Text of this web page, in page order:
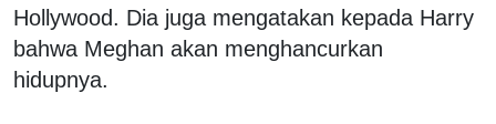
Hollywood. Dia juga mengatakan kepada Harry
bahwa Meghan akan menghancurkan
hidupnya.